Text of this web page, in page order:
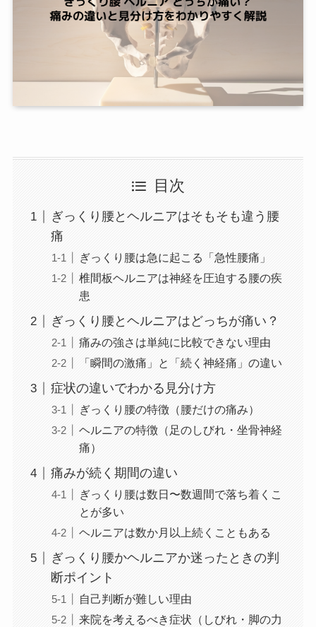
目次
ぎっくり腰とヘルニアはそもそも違う腰
痛
ぎっくり腰は急に起こる「急性腰痛」
椎間板ヘルニアは神経を圧迫する腰の疾
患
ぎっくり腰とヘルニアはどっちが痛い？
痛みの強さは単純に比較できない理由
「瞬間の激痛」と「続く神経痛」の違い
症状の違いでわかる見分け方
ぎっくり腰の特徴（腰だけの痛み）
ヘルニアの特徴（足のしびれ・坐骨神経
痛）
痛みが続く期間の違い
ぎっくり腰は数日〜数週間で落ち着くこ
とが多い
ヘルニアは数か月以上続くこともある
ぎっくり腰かヘルニアか迷ったときの判
断ポイント
自己判断が難しい理由
来院を考えるべき症状（しびれ・脚の力